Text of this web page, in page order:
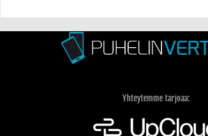
Yhteytemme tarjoaa: